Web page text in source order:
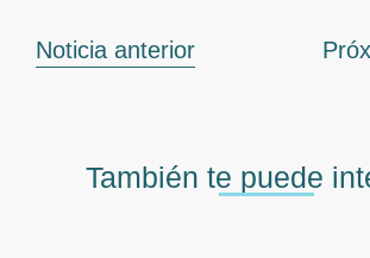
Noticia anterior
También te puede